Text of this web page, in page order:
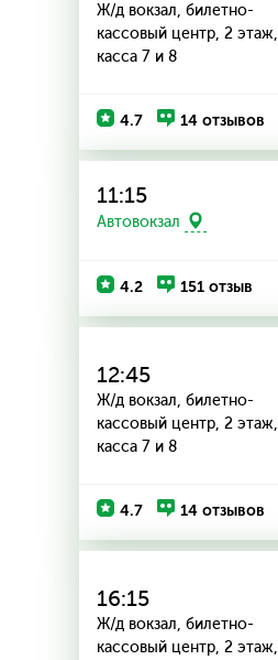
Ж/д вокзал, билетно-
кассовый центр, 2 этаж,
касса 7 и 8
4.7 14 отзывов
11:15
Автовокзал
4.2 151 отзыв
12:45
Ж/д вокзал, билетно-
кассовый центр, 2 этаж,
касса 7 и 8
4.7 14 отзывов
16:15
Ж/д вокзал, билетно-
кассовый центр, 2 этаж,